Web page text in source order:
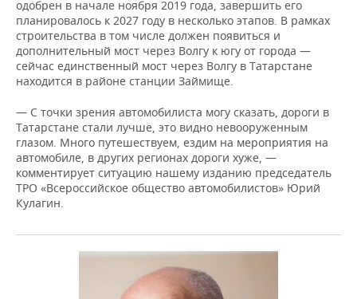
одобрен в начале ноября 2019 года, завершить его
планировалось к 2027 году в несколько этапов. В рамках
строительства в том числе должен появиться и
дополнительный мост через Волгу к югу от города —
сейчас единственный мост через Волгу в Татарстане
находится в районе станции Займище.
— С точки зрения автомобилиста могу сказать, дороги в
Татарстане стали лучше, это видно невооруженным
глазом. Много путешествуем, ездим на мероприятия на
автомобиле, в других регионах дороги хуже, —
комментирует ситуацию нашему изданию председатель
ТРО «Всероссийское общество автомобилистов» Юрий
Кулагин.